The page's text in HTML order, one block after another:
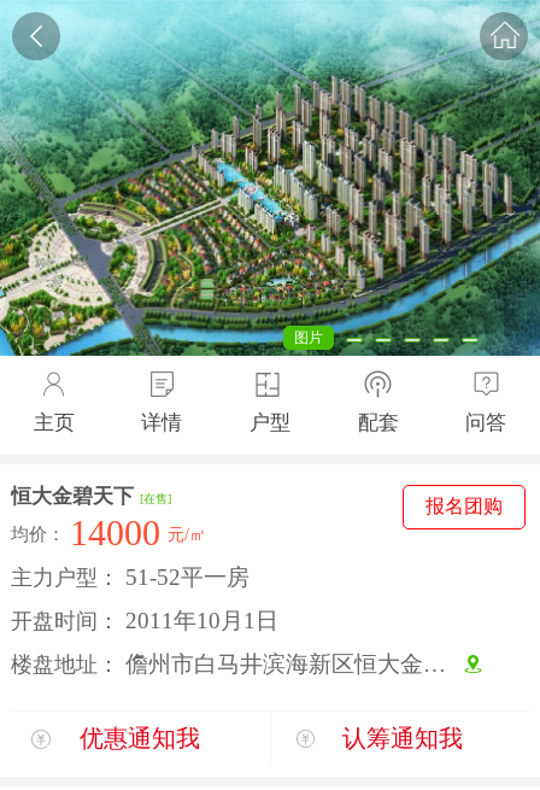
图片
主页 详情 户型 配套 问答
报名团购
恒大金碧天下 [在售]
均价： 14000 元/㎡
主力户型： 51-52平一房
开盘时间： 2011年10月1日
楼盘地址： 儋州市白马井滨海新区恒大金碧天下第一组团
优惠通知我 认筹通知我